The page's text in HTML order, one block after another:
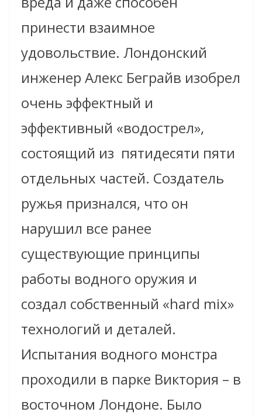
принести взаимное
удовольствие. Лондонский
инженер Алекс Беграйв изобрел
очень эффектный и
эффективный «водострел»,
состоящий из пятидесяти пяти
отдельных частей. Создатель
ружья признался, что он
нарушил все ранее
существующие принципы
работы водного оружия и
создал собственный «hard mix»
технологий и деталей.
Испытания водного монстра
проходили в парке Виктория – в
восточном Лондоне. Было